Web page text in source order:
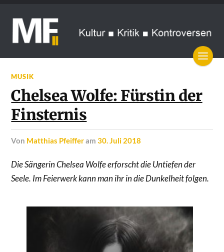
MUSIK
Chelsea Wolfe: Fürstin der
Finsternis
von Matthias Pfeifferam30. Juli 2018
Die Sängerin Chelsea Wolfe erforscht die Untiefen der
Seele. Im Feierwerk kann man ihr in die Dunkelheit folgen.